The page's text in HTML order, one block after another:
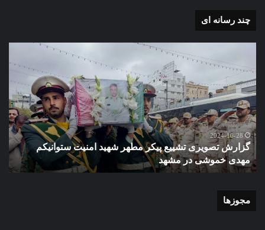
چند رسانه ای
تشییع
پیکر
مطهر
شهید
امنیت
ستوانیکم
مهدی
خموشی
در
2024-10-28
گزارش تصویری تشییع پیکر مطهر شهید امنیت ستوانیکم
مهدی خموشی در مشهد
با
مجوزها